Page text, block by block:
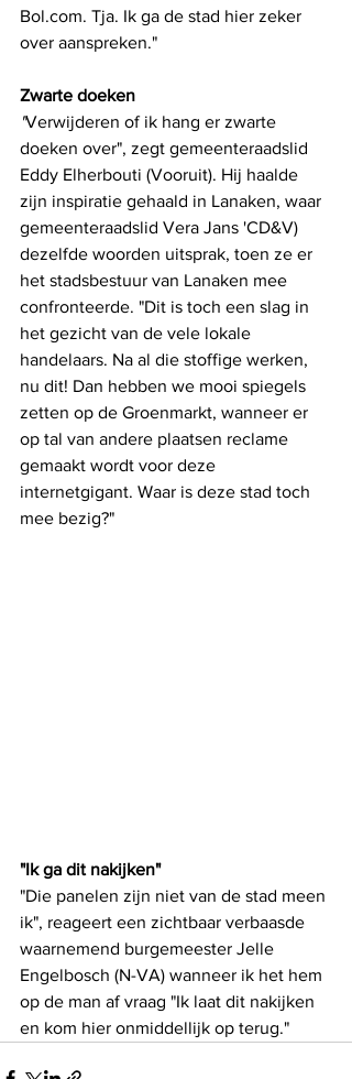
Bol.com. Tja. Ik ga de stad hier zeker
over aanspreken."
Zwarte doeken
"Verwijderen of ik hang er zwarte
doeken over", zegt gemeenteraadslid
Eddy Elherbouti (Vooruit). Hij haalde
zijn inspiratie gehaald in Lanaken, waar
gemeenteraadslid Vera Jans 'CD&V)
dezelfde woorden uitsprak, toen ze er
het stadsbestuur van Lanaken mee
confronteerde. "Dit is toch een slag in
het gezicht van de vele lokale
handelaars. Na al die stoffige werken,
nu dit! Dan hebben we mooi spiegels
zetten op de Groenmarkt, wanneer er
op tal van andere plaatsen reclame
gemaakt wordt voor deze
internetgigant. Waar is deze stad toch
mee bezig?"
"Ik ga dit nakijken"
"Die panelen zijn niet van de stad meen
ik", reageert een zichtbaar verbaasde
waarnemend burgemeester Jelle
Engelbosch (N-VA) wanneer ik het hem
op de man af vraag "Ik laat dit nakijken
en kom hier onmiddellijk op terug."